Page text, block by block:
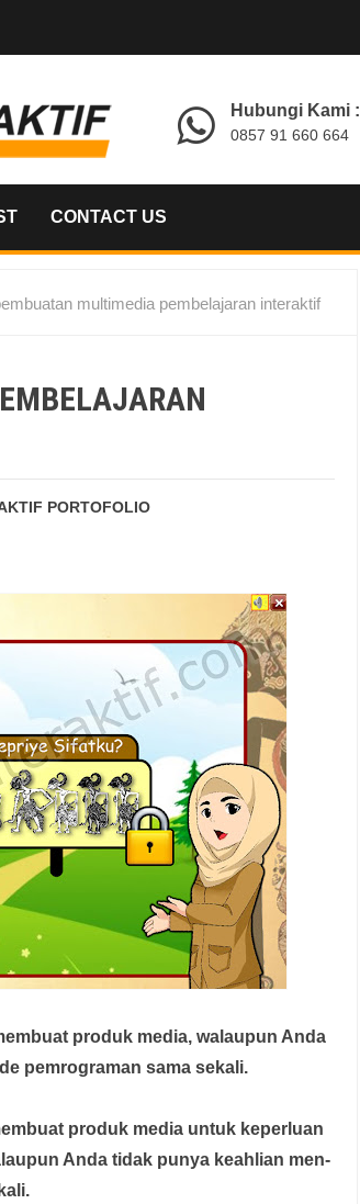
Hubungi Kami :
0857 91 660 664
CONTACT US
multimedia pembelajaran interaktif
PORTOFOLIO
produk media, walaupun Anda
pemrograman sama sekali.
produk media untuk keperluan
Anda tidak punya keahlian men-